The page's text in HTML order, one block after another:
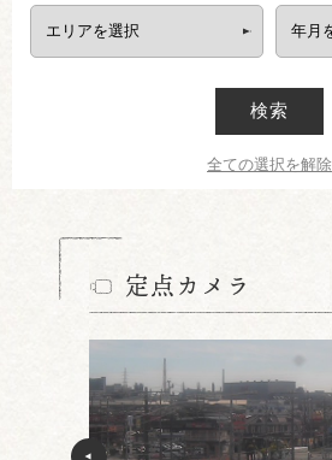
検索
全ての選択を解除
定点カメラ